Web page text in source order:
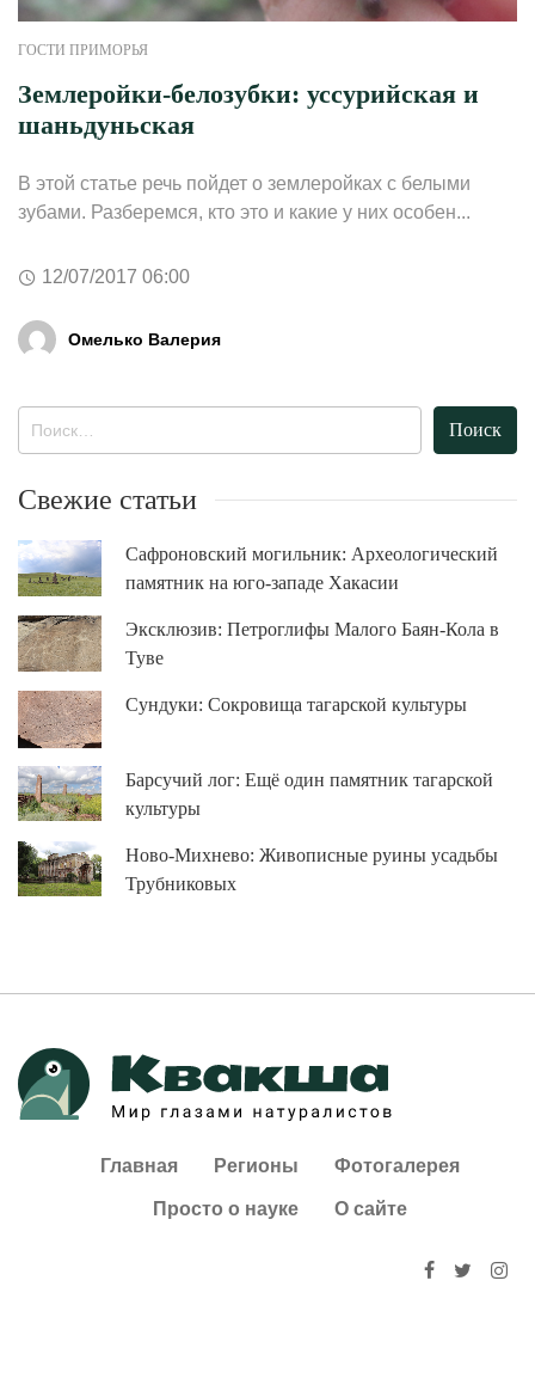
ГОСТИ ПРИМОРЬЯ
Землеройки-белозубки: уссурийская и
шаньдуньская
В этой статье речь пойдет о землеройках с белыми
зубами. Разберемся, кто это и какие у них особен...
12/07/2017 06:00
Омелько Валерия
Свежие статьи
Сафроновский могильник: Археологический
памятник на юго-западе Хакасии
Эксклюзив: Петроглифы Малого Баян-Кола в
Туве
Сундуки: Сокровища тагарской культуры
Барсучий лог: Ещё один памятник тагарской
культуры
Ново-Михнево: Живописные руины усадьбы
Трубниковых
Главная Регионы Фотогалерея
Просто о науке О сайте